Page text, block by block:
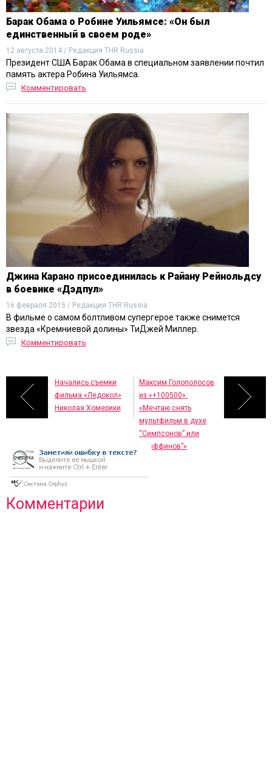
Барак Обама о Робине Уильямсе: «Он был
единственный в своем роде»
12 августа 2014 / Редакция THR Russia
Президент США Барак Обама в специальном заявлении почтил
память актера Робина Уильямса.
Комментировать
Джина Карано присоединилась к Райану Рейнольдсу
в боевике «Дэдпул»
16 февраля 2015 / Редакция THR Russia
В фильме о самом болтливом супергерое также снимется
звезда «Кремниевой долины» ТиДжей Миллер.
Комментировать
Начались съемки
фильма «Ледокол»
Николая Хомерики
Максим Голополосов
из «+100500»:
«Мечтаю снять
мультфильм в духе
“Симпсонов” или
“Гриффинов”»
Комментарии